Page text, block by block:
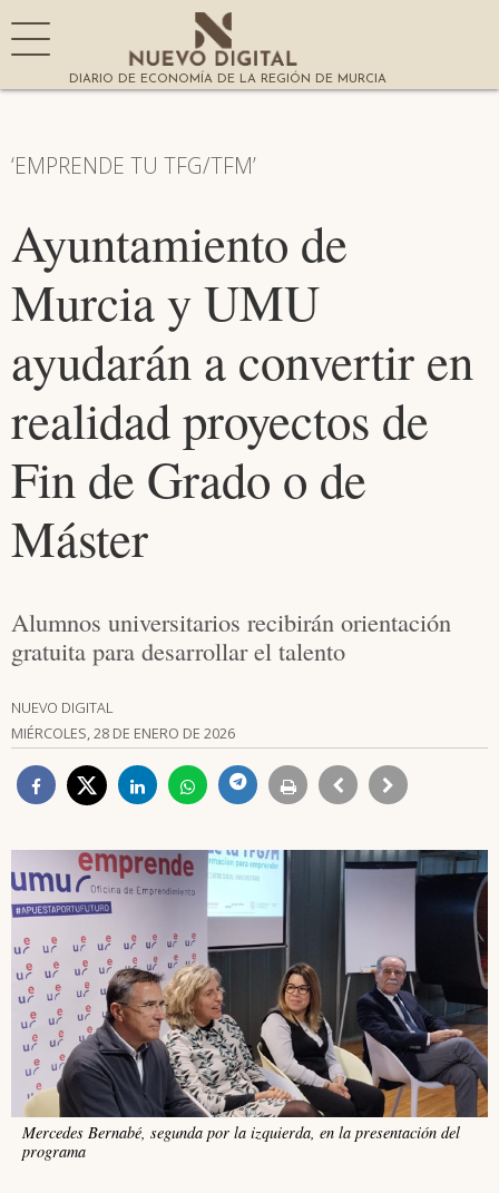
DIARIO DE ECONOMÍA DE LA REGIÓN DE MURCIA
‘EMPRENDE TU TFG/TFM’
Ayuntamiento de
Murcia y UMU
ayudarán a convertir en
realidad proyectos de
Fin de Grado o de
Máster
Alumnos universitarios recibirán orientación
gratuita para desarrollar el talento
NUEVO DIGITAL
MIÉRCOLES, 28 DE ENERO DE 2026
Mercedes Bernabé, segunda por la izquierda, en la presentación del
programa